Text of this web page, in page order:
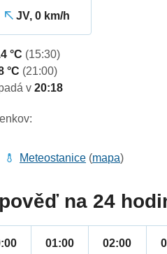
JV, 0 km/h
°C (15:30)
°C (21:00)
v20:18
Meteostanice (mapa)
na 24
01:00 02:00